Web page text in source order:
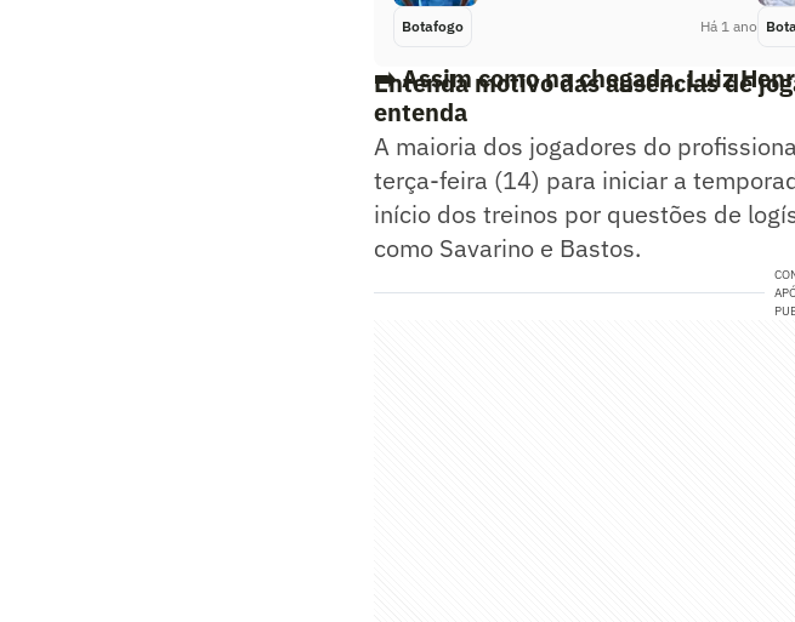
Botafogo Há 1 ano
Entenda motivo das ausências de
➡️Assim como na chegada, Luiz
entenda
A maioria dos jogadores do
terça-feira (14) para iniciar a
início dos treinos por questões de
como Savarino e Bastos.